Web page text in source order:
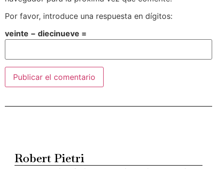
Por favor, introduce una respuesta en dígitos:
veinte − diecinueve =
Robert Pietri